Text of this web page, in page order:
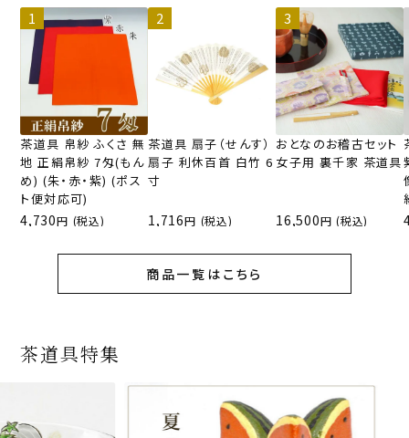
茶道具 帛紗 ふくさ 無
地 正絹帛紗 7匁(もん
め) (朱・赤・紫) (ポス
ト便対応可)
4,730 (税込)
茶道具 扇子（せんす）
扇子 利休百首 白竹 6
寸
1,716 (税込)
おとなのお稽古セット
女子用 裏千家 茶道具
16,500 (税込)
商品一覧はこちら
茶道具特集